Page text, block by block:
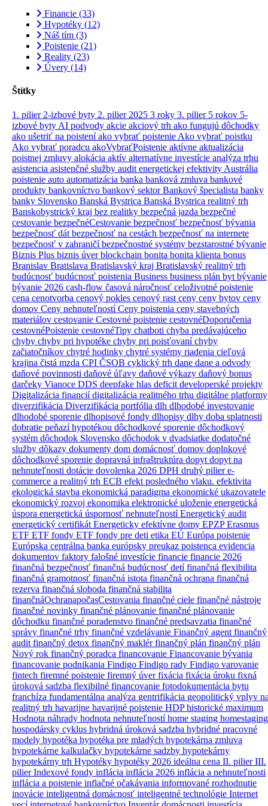
Financie (33)
Hypotéky (12)
Náš tím (3)
Poistenie (21)
Reality (23)
Úvery (14)
Štítky
1. pilier 2-izbové byty 2. pilier 2025 3 roky 3. pilier 5 rokov 5-
izbové byty AI podvody akcie akciový trh ako fungujú dôchodky
ako ušetriť na poisteníako vybrať poistenie Ako vybrať poistku
Ako vybrať poradcu akoVybraťPoistenie aktívne aktualizácia
poistnej zmluvy alokácia aktív alternatívne investície analýza trhu
asistencia asistenčné služby audit energetickej efektivity Austrália
poistenie auto automatizácia banka banková zmluva bankové
produkty bankovníctvo bankový sektorBankový špecialista banky
banky Slovensko Banská Bystrica Banská Bystrica realitný trh
Banskobystrický kraj bez realitky bezpečná jazda bezpečné
cestovanie bezpečnéCestovanie bezpečnosť bezpečnosť bývania
bezpečnosť dát bezpečnosť na cestách bezpečnosť na internete
bezpečnosť v zahraničíbezpečnostné systémy bezstarostné bývanie
Biznis Plus biznis úverblockchain bonita bonita klienta bonus
Branislav Bratislava Bratislavský kraj Bratislavský realitný trh
budúcnosť budúcnosť poistenia Business business plán byt bývanie
bývanie 2026 cash-flow časová náročnosť celoživotné poistenie
cena cenotvorba cenový pokles cenový rast ceny ceny bytov ceny
domov Ceny nehnuteľnostíCeny poistenia ceny stavebných
materiálov cestovanie Cestovné poistenie cestovnéDoporučenia
cestovnéPoistenie cestovnéTipy chatboti chyba predávajúceho
chyby chyby pri hypotéke chyby pri poisťovaníchyby
začiatočníkov chytré hodinky chytré systémy riadenia cieľová
krajina čistá mzda CPI ČSOB cyklický trh dane dane a odvody
daňové povinnosti daňové úľavy daňové výkazy daňový bonus
darčeky Vianoce DDS deepfake hlas deficit developerské projekty
Digitalizácia financiídigitalizácia realitného trhu digitálne platformy
diverzifikácia Diverzifikácia portfólia dlh dlhodobé investovanie
dlhodobé sporenie dlhopisové fondy dlhopisy dlhy doba splatnosti
dobratie peňazí hypotékou dôchodkové sporenie dôchodkový
systém dôchodok Slovensko dôchodok v dvadsiatke dodatočné
služby dôkazy dokumenty dom domácnosť domov doplnkové
dôchodkové sporenie dopravná infraštruktúra dopyt dopyt na
nehnuteľnosti dotácie dovolenka 2026 DPH druhý piliere-
commerce a realitný trh ECB efekt posledného vlaku. efektivita
ekologická stavba ekonomická paradigma ekonomické ukazovatele
ekonomický rozvoj ekonomika elektronické uloženie energetická
úspora energetická úspornosť nehnuteľnostíEnergetický audit
energetický certifikát Energeticky efektívne domy EPZPErasmus
ETF ETF fondy ETF fondy pre deti etika EÚ Európa poistenie
Európska centrálna banka európsky preukaz poistenca evidencia
dokumentov faktory falošné investície financie financie 2026
finančná bezpečnosť finančná budúcnosť detífinančná flexibilita
finančná gramotnosť finančná istota finančná ochrana finančná
rezerva finančná sloboda finančná stabilita
finančnáOchranapočasCestovania finančné ciele finančné nástroje
finančné novinky finančné plánovanie finančné plánovanie
dôchodku finančné poradenstvo finančné predsavzatia finančné
správy finančné trhy finančné vzdelávanie Finančný agent finančný
audit finančný detox finančný maklérfinančný plán finančný plán
Nový rok finančný poradca financovanie Financovanie bývania
financovanie podnikania Findigo Findigo rady Findigo varovanie
fintech firemné poistenie firemný úverfixácia fixácia úroku fixná
úroková sadzba flexibilné financovanie fotodokumentácia bytu
franchíza fundamentálna analýza gentrifikácia geopolitický vplyv
realitný trh havarijne havarijné poistenie HDPhistorické maximum
Hodnota náhrady hodnota nehnuteľnostíhome staging homestaging
hospodársky cyklus hybridná úroková sadzba hybridné pracovné
modely hypotéka hypotéka pre mladých hypotekárna zmluva
hypotekárne kalkulačky hypotekárne sadzby hypotekárny
hypotekárny trh Hypotéky hypotéky 2026 ideálna cena II. pilierIII.
pilierIndexové fondy inflácia inflácia 2026 inflácia a nehnuteľnosti
inflácia a poistenie inflačné očakávania informované rozhodnutie
inovácie inteligentná domácnosť inteligentné technológie Internet